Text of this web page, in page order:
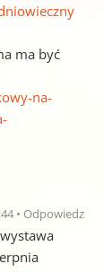
ma być
na-
Odpowiedz